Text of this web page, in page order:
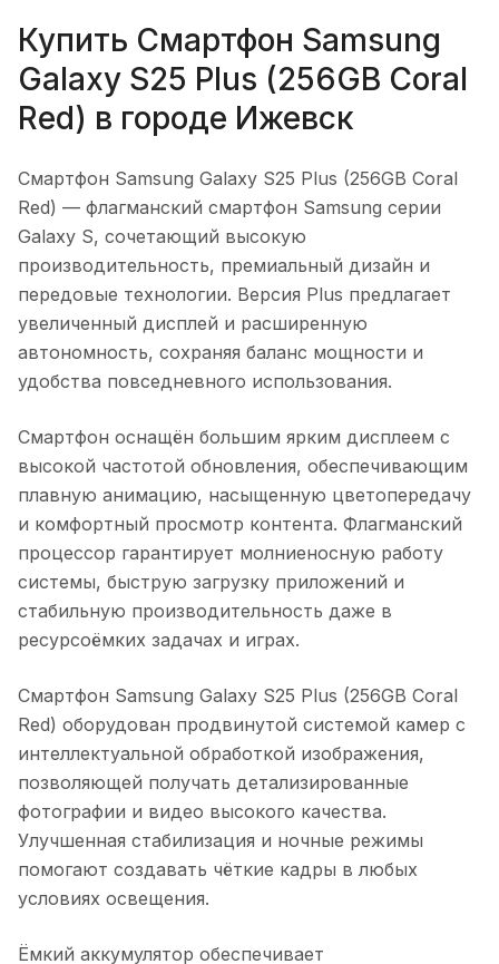
Купить Смартфон Samsung
Galaxy S25 Plus (256GB Coral
Red) в городе Ижевск
Смартфон Samsung Galaxy S25 Plus (256GB Coral
Red) — флагманский смартфон Samsung серии
Galaxy S, сочетающий высокую
производительность, премиальный дизайн и
передовые технологии. Версия Plus предлагает
увеличенный дисплей и расширенную
автономность, сохраняя баланс мощности и
удобства повседневного использования.
Смартфон оснащён большим ярким дисплеем с
высокой частотой обновления, обеспечивающим
плавную анимацию, насыщенную цветопередачу
и комфортный просмотр контента. Флагманский
процессор гарантирует молниеносную работу
системы, быструю загрузку приложений и
стабильную производительность даже в
ресурсоёмких задачах и играх.
Смартфон Samsung Galaxy S25 Plus (256GB Coral
Red) оборудован продвинутой системой камер с
интеллектуальной обработкой изображения,
позволяющей получать детализированные
фотографии и видео высокого качества.
Улучшенная стабилизация и ночные режимы
помогают создавать чёткие кадры в любых
условиях освещения.
Ёмкий аккумулятор обеспечивает